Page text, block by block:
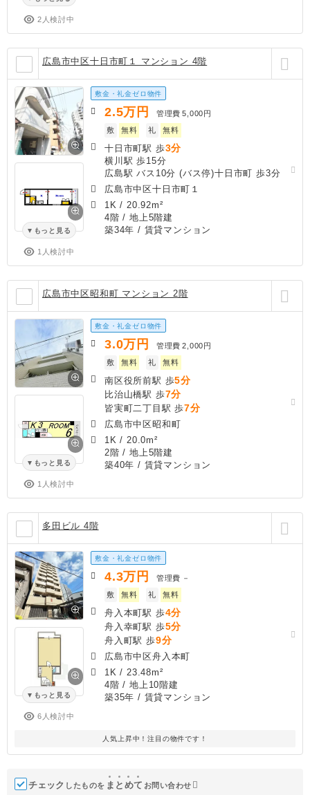
2人検討中
広島市中区十日市町１ マンション 4階
もっと見る
1人検討中
敷金・礼金ゼロ物件
2.5万円 管理費 5,000円
敷
無料 礼 無料
十日市町駅 歩3分
横川駅 歩15分
広島駅 バス10分 (バス停)十日市町 歩3分
広島市中区十日市町１
1K / 20.92m²
4階 / 地上5階建
築34年 / 賃貸マンション
広島市中区昭和町 マンション 2階
もっと見る
1人検討中
敷金・礼金ゼロ物件
3.0万円 管理費 2,000円
敷
無料 礼 無料
南区役所前駅 歩5分
比治山橋駅 歩7分
皆実町二丁目駅 歩7分
広島市中区昭和町
1K / 20.0m²
2階 / 地上5階建
築40年 / 賃貸マンション
多田ビル 4階
もっと見る
6人検討中
敷金・礼金ゼロ物件
4.3万円 管理費 －
敷
無料 礼 無料
舟入本町駅 歩4分
舟入幸町駅 歩5分
舟入町駅 歩9分
広島市中区舟入本町
1K / 23.48m²
4階 / 地上10階建
築35年 / 賃貸マンション
人気上昇中！注目の物件です！
チェック したものを ま と めて お問い合わせ